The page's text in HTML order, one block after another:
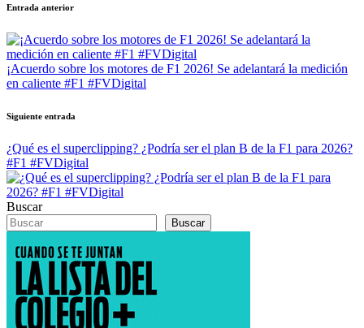
Navegación
de
entradas
Entrada anterior
¡Acuerdo sobre los motores de F1 2026! Se adelantará la medición
en caliente #F1 #FVDigital
Siguiente entrada
¿Qué es el superclipping? ¿Podría ser el plan B de la F1 para 2026?
#F1 #FVDigital
Buscar
Buscar